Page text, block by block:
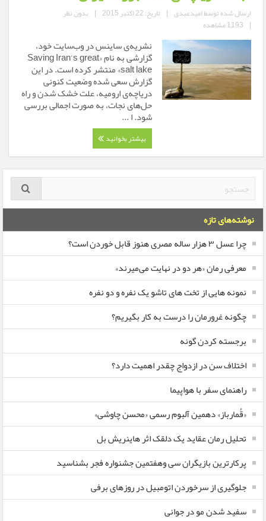
ارسال شده توسطامیدعبدی | تاریخ: 22 اکتبر 2015 | بدون نظر
| 1193 مشاهده
نشریه‌ی ساینس در وب‌سایت خود،
گزارشی به نام «Saving Iran’s great
salt lake» منتشر کرده است. در این
گزارش سعی شده وضعیت کنونی
دریاچه‌ی ارومیه، علت خشک شدن و راه
حل‌های نجات، به صورت اجمالی بررسی
شود. ا ...
بیشتر بخوانید
نوشته‌های تازه
چرا عسل ۳ هزار ساله‌ مصری هنوز قابل خوردن است؟
معرفی رمان «هر دو در نهایت می‌میرند»
نمونه هایی از تخت های تاشو یک نفره و دو نفره
چگونه غرورمان را درست به کار بگیریم؟
برجسته کردن گونه
اختلاف سن در ازدواج چقدر اهمیت دارد؟
راهنمای سفر با هواپیما
«قُمارباز» دهمین آلبوم رسمی «محسن چاوشی»
تحلیل رمان عقاید یک دلقک اثر هاینریش بل
پرکارترین بازیگران سی وهفتمین جشنواره فجر بشناسید
جلوگیری از سرخوردن اتومبیل در روزهای برفی
سفید شدن مو در جوانی